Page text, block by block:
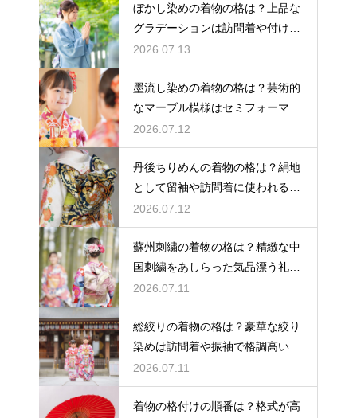
ぼかし染めの着物の格は？上品な
グラデーションは訪問着や付け下
げで格調アップ
2026.07.13
墨流し染めの着物の格は？芸術的
なマーブル模様はセミフォーマル
な装いにも映える
2026.07.12
丹後ちりめんの着物の格は？絹地
として留袖や訪問着に使われる高
級素材
2026.07.12
蘇州刺繍の着物の格は？精緻な中
国刺繍をあしらった気品漂う礼装
着
2026.07.11
総絞りの着物の格は？豪華な絞り
染めは訪問着や振袖で格調高い印
象に
2026.07.11
着物の格付けの順番は？格式が高